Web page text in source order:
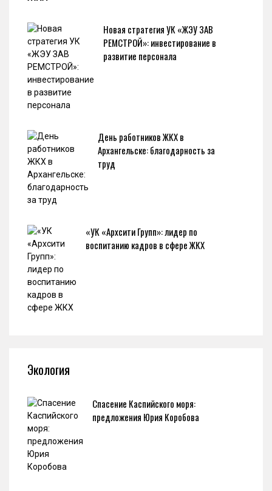
Новая стратегия УК «ЖЭУ ЗАВ
РЕМСТРОЙ»: инвестирование в
развитие персонала
День работников ЖКХ в
Архангельске: благодарность за
труд
«УК «Архсити Групп»: лидер по
воспитанию кадров в сфере ЖКХ
Экология
Спасение Каспийского моря:
предложения Юрия Коробова